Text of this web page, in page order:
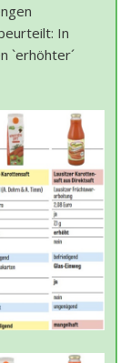
In
`erhöhter´